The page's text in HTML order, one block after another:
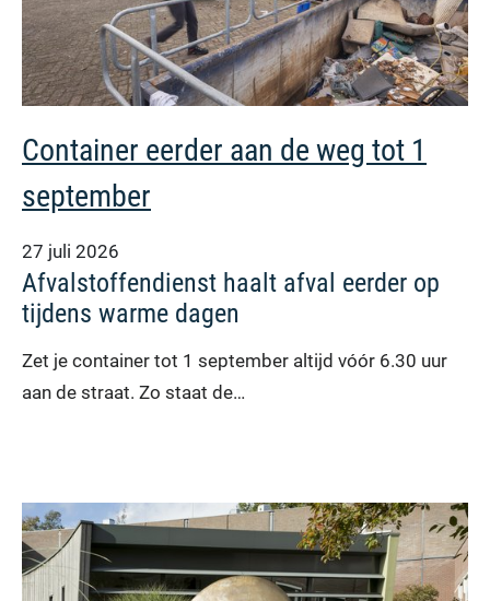
Container eerder aan de weg tot 1
september
27 juli 2026
Afvalstoffendienst haalt afval eerder op
tijdens warme dagen
Zet je container tot 1 september altijd vóór 6.30 uur
aan de straat. Zo staat de…